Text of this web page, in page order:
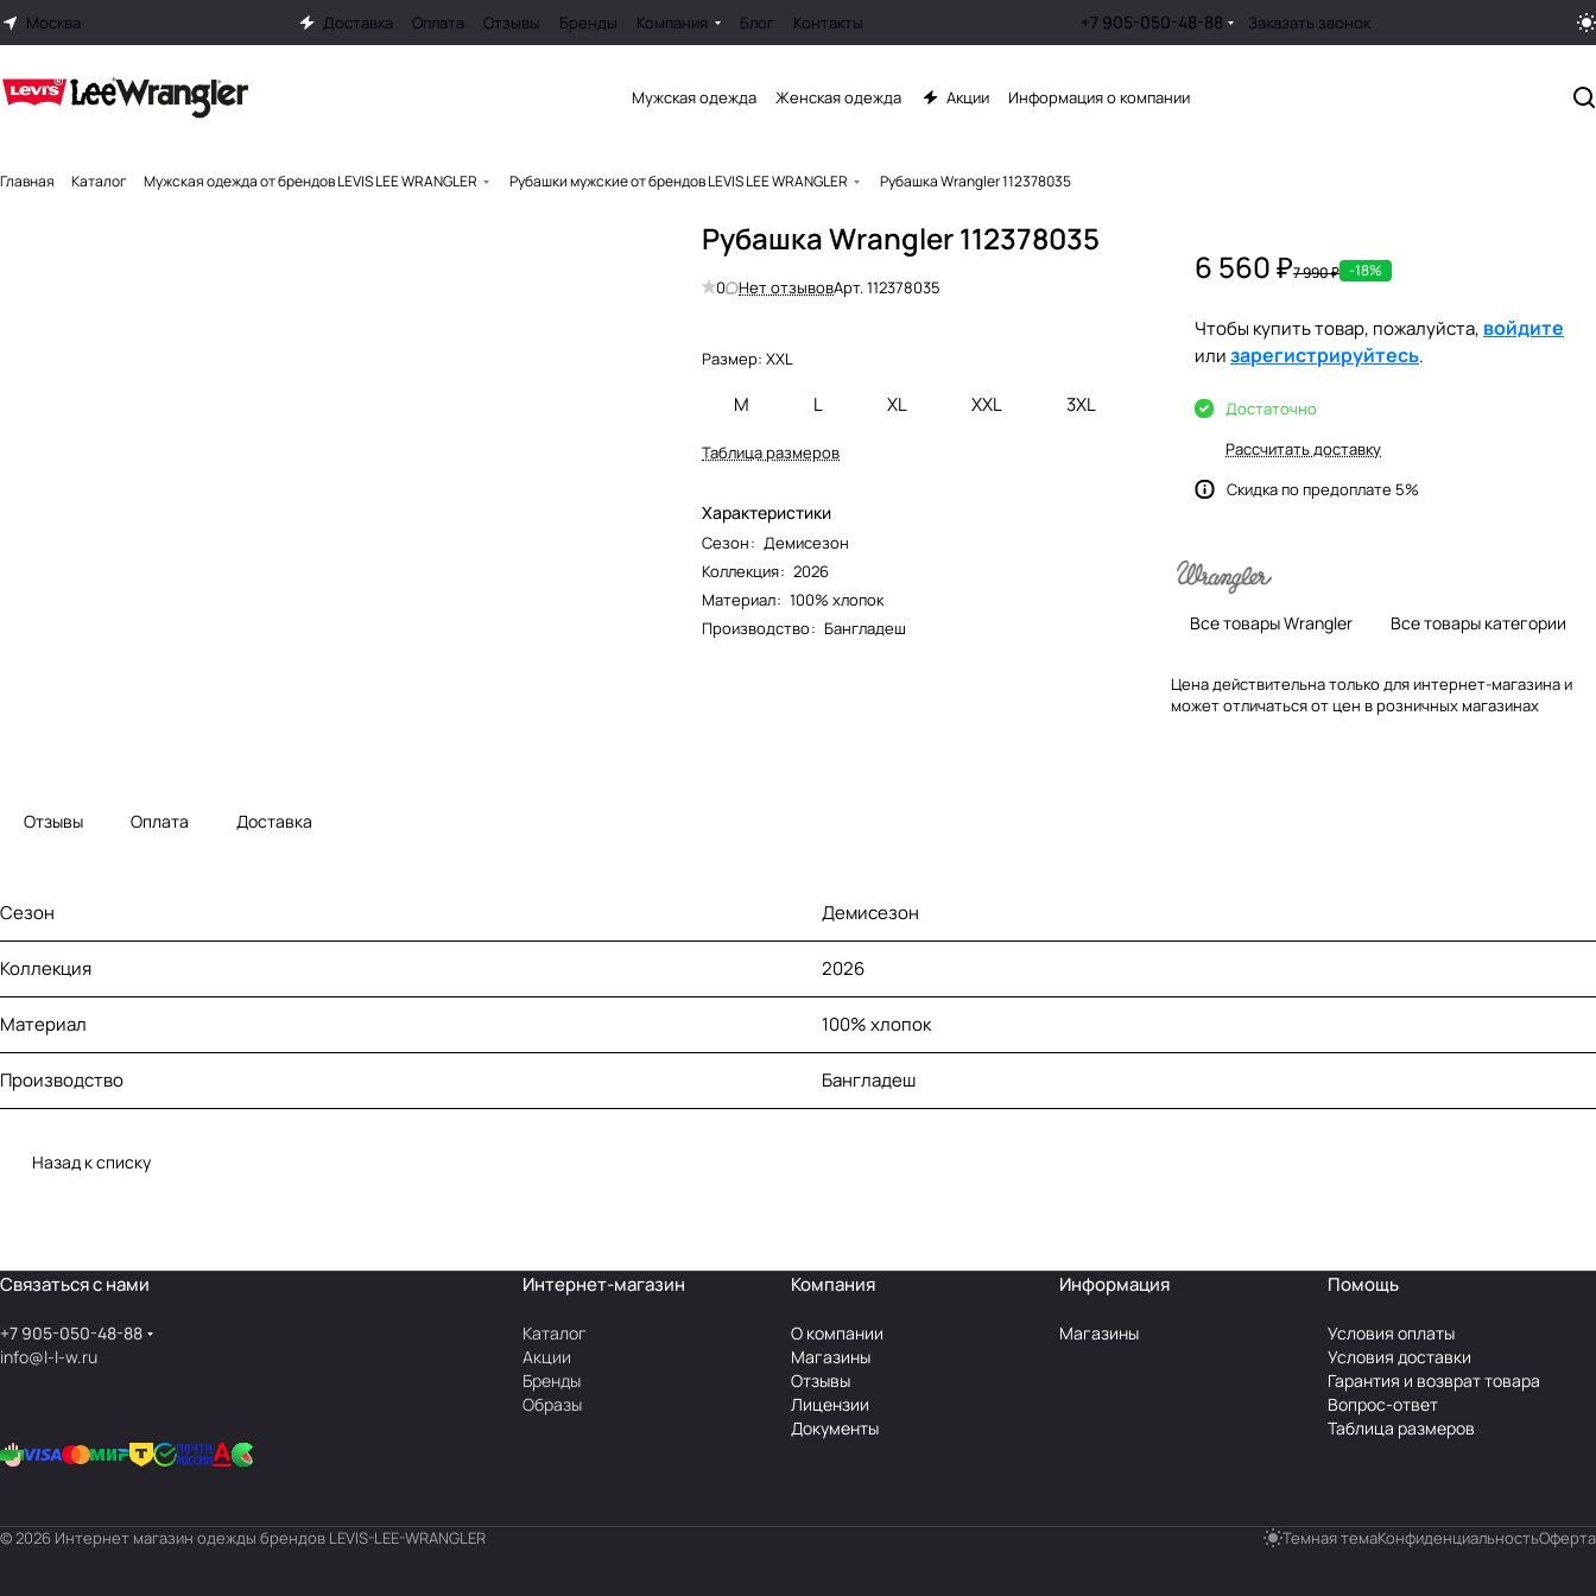
Москва Доставка Оплата Отзывы Бренды Компания Блог Контакты +7 905-050-48-88 Заказать звонок
Мужская одежда Женская одежда Акции Информация о компании
Главная Каталог Мужская одежда от брендов LEVIS LEE WRANGLER Рубашки мужские от брендов LEVIS LEE WRANGLER Рубашка Wrangler 112378035
Рубашка Wrangler 112378035
0 Нет отзывовАрт.112378035
Размер:XXL
M L XL XXL 3XL
Таблица размеров
Характеристики
Сезон: Демисезон
Коллекция: 2026
Материал: 100% хлопок
Производство: Бангладеш
6 560 ₽7 990 ₽ -18%
Чтобы купить товар, пожалуйста, войдите
илизарегистрируйтесь.
Достаточно
Рассчитать доставку
Скидка по предоплате 5%
Все товары Wrangler Все товары категории
Цена действительна только для интернет-магазина и
может отличаться от цен в розничных магазинах
Отзывы Оплата Доставка
Сезон Демисезон
Коллекция 2026
Материал 100% хлопок
Производство Бангладеш
Назад к списку
Связаться с нами
+7 905-050-48-88
info@l-l-w.ru
Интернет-магазин
Каталог
Акции
Бренды
Образы
Компания
О компании
Магазины
Отзывы
Лицензии
Документы
Информация
Магазины
Помощь
Условия оплаты
Условия доставки
Гарантия и возврат товара
Вопрос-ответ
Таблица размеров
© 2026 Интернет магазин одежды брендов LEVIS-LEE-WRANGLER Темная темаКонфиденциальностьОферта